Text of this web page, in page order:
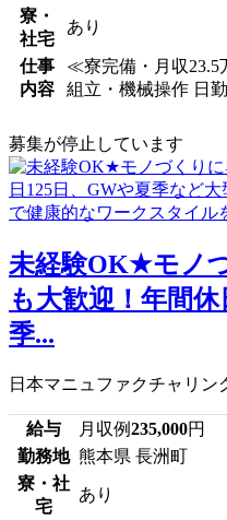
寮・
社宅
あり
仕事
内容
≪寮完備・月収23.5
組立・機械操作 日勤
募集が停止しています
未経験OK★モノ
も大歓迎！年間
季...
日本マニュファクチャリン
給与 月収例235,000円
勤務地 熊本県 長洲町
寮・社
宅
あり